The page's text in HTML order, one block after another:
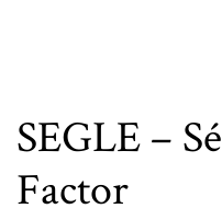
SEGLE –
Factor